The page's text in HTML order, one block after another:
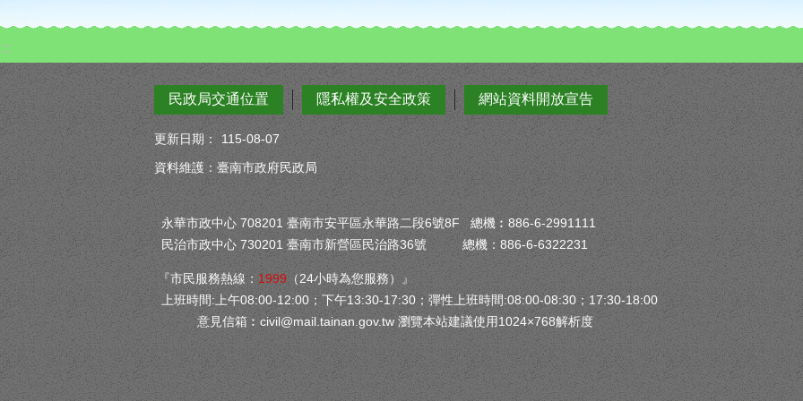
:::
民政局交通位置 隱私權及安全政策 網站資料開放宣告
更新日期：
115-08-07
資料維護：臺南市政府民政局
永華市政中心 708201 臺南市安平區永華路二段6號8F 總機︰886-6-2991111
民治市政中心 730201 臺南市新營區民治路36號 總機：886-6-6322231
『市民服務熱線： 1999 （24小時為您服務）』
上班時間:上午08:00-12:00；下午13:30-17:30；彈性上班時間:08:00-08:30；17:30-18:00
意見信箱︰ civil@mail.tainan.gov.tw 瀏覽本站建議使用1024×768解析度